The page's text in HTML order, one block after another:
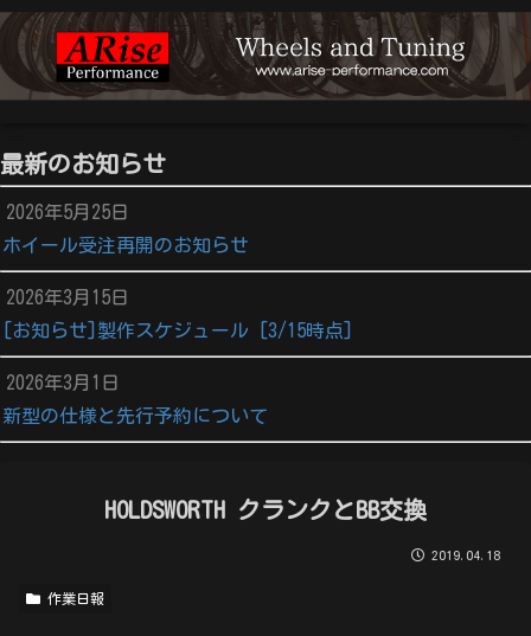
最新のお知らせ
2026年5月25日
ホイール受注再開のお知らせ
2026年3月15日
[お知らせ]製作スケジュール [3/15時点]
2026年3月1日
新型の仕様と先行予約について
HOLDSWORTH クランクとBB交換
2019.04.18
作業日報